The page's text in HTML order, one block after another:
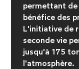
permettant de
bénéfice des
L'initiative de
seconde vie
jusqu'à 175
l'atmosphère.